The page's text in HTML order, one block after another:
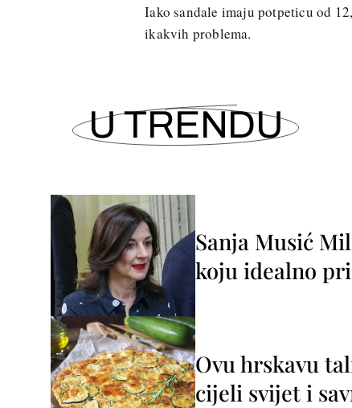
Iako sandale imaju potpeticu od
ikakvih problema.
U TRENDU
Sanja Musić
koju idealno
Ovu hrskavu
cijeli svijet i